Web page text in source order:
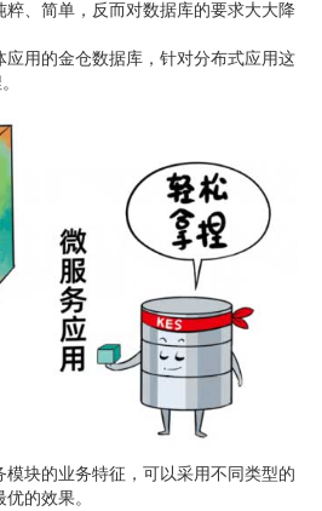
、简单，反而对数据库的要求大大降
应用的金仓数据库，针对分布式应用这
模块的业务特征，可以采用不同类型的
的效果。